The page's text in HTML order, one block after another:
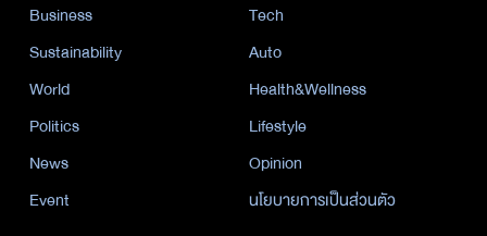
Business
Tech
Sustainability
Auto
World
Health&Wellness
Politics
Lifestyle
News
Opinion
Event
นโยบายการเป็นส่วนตัว